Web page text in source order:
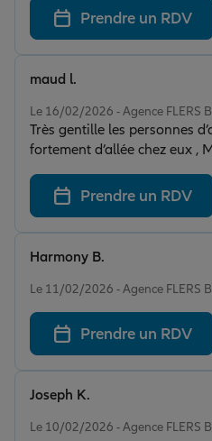
Prendre un RDV
Le 16/02/2026 - Agence FLERS
Très gentille les personnes
fortement d’allée chez eux ,
les explications.
maud l.
Prendre un RDV
Le 11/02/2026 - Agence FLERS
Harmony B.
Prendre un RDV
Le 10/02/2026 - Agence FLERS
Joseph K.